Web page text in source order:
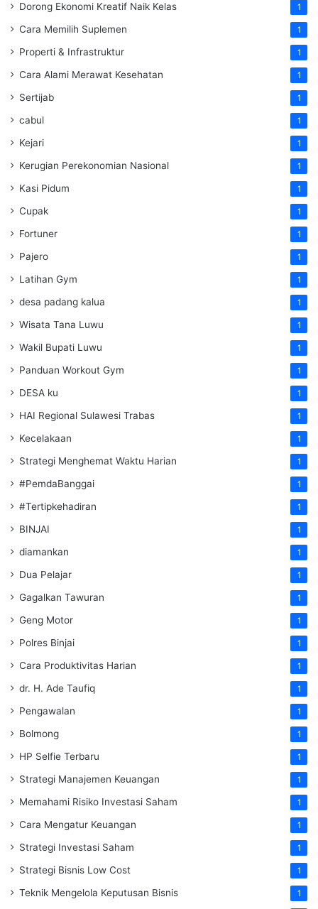
Dorong Ekonomi Kreatif Naik Kelas 1
Cara Memilih Suplemen 1
Properti & Infrastruktur 1
Cara Alami Merawat Kesehatan 1
Sertijab 1
cabul 1
Kejari 1
Kerugian Perekonomian Nasional 1
Kasi Pidum 1
Cupak 1
Fortuner 1
Pajero 1
Latihan Gym 1
desa padang kalua 1
Wisata Tana Luwu 1
Wakil Bupati Luwu 1
Panduan Workout Gym 1
DESA ku 1
HAI Regional Sulawesi Trabas 1
Kecelakaan 1
Strategi Menghemat Waktu Harian 1
#PemdaBanggai 1
#Tertipkehadiran 1
BINJAI 1
diamankan 1
Dua Pelajar 1
Gagalkan Tawuran 1
Geng Motor 1
Polres Binjai 1
Cara Produktivitas Harian 1
dr. H. Ade Taufiq 1
Pengawalan 1
Bolmong 1
HP Selfie Terbaru 1
Strategi Manajemen Keuangan 1
Memahami Risiko Investasi Saham 1
Cara Mengatur Keuangan 1
Strategi Investasi Saham 1
Strategi Bisnis Low Cost 1
Teknik Mengelola Keputusan Bisnis 1